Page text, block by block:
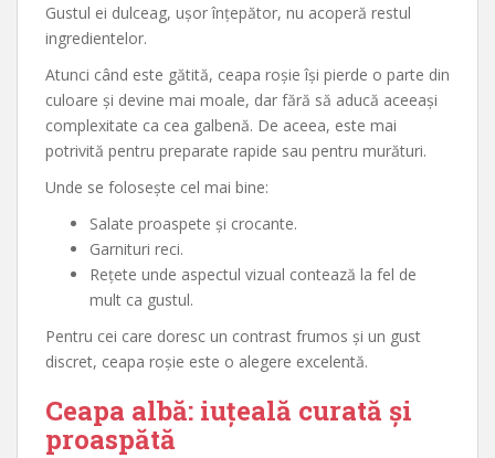
Gustul ei dulceag, ușor înțepător, nu acoperă restul
ingredientelor.
Atunci când este gătită, ceapa roșie își pierde o parte din
culoare și devine mai moale, dar fără să aducă aceeași
complexitate ca cea galbenă. De aceea, este mai
potrivită pentru preparate rapide sau pentru murături.
Unde se folosește cel mai bine:
Salate proaspete și crocante.
Garnituri reci.
Rețete unde aspectul vizual contează la fel de
mult ca gustul.
Pentru cei care doresc un contrast frumos și un gust
discret, ceapa roșie este o alegere excelentă.
Ceapa albă: iuțeală curată și
proaspătă